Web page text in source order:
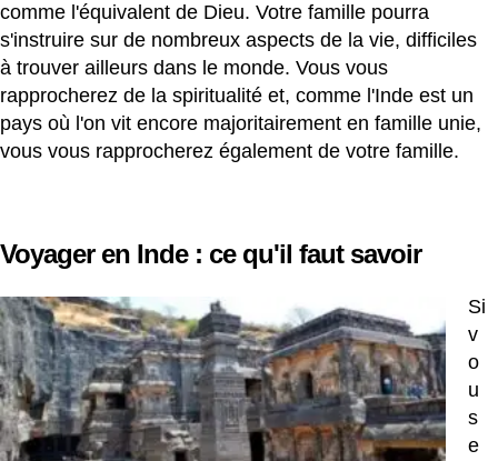
comme l'équivalent de Dieu. Votre famille pourra
s'instruire sur de nombreux aspects de la vie, difficiles
à trouver ailleurs dans le monde. Vous vous
rapprocherez de la spiritualité et, comme l'Inde est un
pays où l'on vit encore majoritairement en famille unie,
vous vous rapprocherez également de votre famille.
Voyager en Inde : ce qu'il faut savoir
Si
v
o
u
s
e